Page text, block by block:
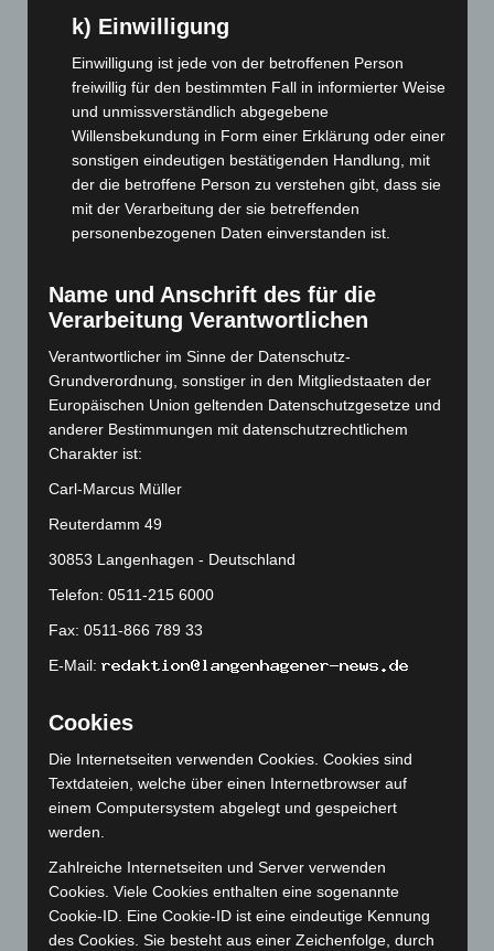
November 2025(114)
Oktober 2025(112)
September 2025(93)
August 2025(90)
Juli 2025
(90)
Juni 2025(103)
Mai 2025(112)
März 2025 (111)
Januar 2025
(88)
Dezember 2024(89)
November 2024(94)
Juli 2024 (89)
Juni 2024 (107)
Mai 2024(149)
April 2024(102)
Februar 2024
Januar 2024(111)
Dezember 2023(130)
November 2023
Oktober 2023(114)
September 2023(133)
August 2023(134)
k) Einwilligung
Einwilligung ist jede von der betroffenen Person
freiwillig für den bestimmten Fall in informierter Weise
und unmissverständlich abgegebene
Willensbekundung in Form einer Erklärung oder einer
sonstigen eindeutigen bestätigenden Handlung, mit
der die betroffene Person zu verstehen gibt, dass sie
mit der Verarbeitung der sie betreffenden
personenbezogenen Daten einverstanden ist.
Name und Anschrift des für die
Verarbeitung Verantwortlichen
Verantwortlicher im Sinne der Datenschutz-
Grundverordnung, sonstiger in den Mitgliedstaaten der
Europäischen Union geltenden Datenschutzgesetze und
anderer Bestimmungen mit datenschutzrechtlichem
Charakter ist:
Carl-Marcus Müller
Reuterdamm 49
30853 Langenhagen - Deutschland
Telefon: 0511-215 6000
Fax: 0511-866 789 33
E-Mail:
Cookies
Die Internetseiten verwenden Cookies. Cookies sind
Textdateien, welche über einen Internetbrowser auf
einem Computersystem abgelegt und gespeichert
werden.
Zahlreiche Internetseiten und Server verwenden
Cookies. Viele Cookies enthalten eine sogenannte
Cookie-ID. Eine Cookie-ID ist eine eindeutige Kennung
des Cookies. Sie besteht aus einer Zeichenfolge, durch